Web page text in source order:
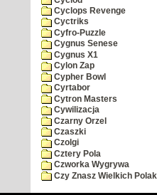
Cyclops Revenge
Cyctriks
Cyfro-Puzzle
Cygnus Senese
Cygnus X1
Cylon Zap
Cypher Bowl
Cyrtabor
Cytron Masters
Cywilizacja
Czarny Orzel
Czaszki
Czolgi
Cztery Pola
Czworka Wygrywa
Czy Znasz Wielkich